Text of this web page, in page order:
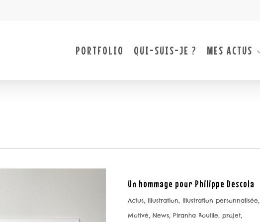
PORTFOLIO QUI-SUIS-JE ? MES ACTUS
Un hommage pour Philippe Descola
Actus, illustration, illustration personnalisée,
Motivé, News, Piranha Bouille, projet,